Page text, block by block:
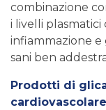
combinazione
i livelli plasmatici
infiammazione e
sani ben
Prodotti di
cardiovascolare